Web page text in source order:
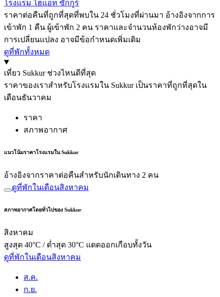
โรงแรม ไฮแอท ซักกูร์
ราคาต่อคืนที่ถูกที่สุดที่พบใน 24 ชั่วโมงที่ผ่านมา อ้างอิงจากการ
เข้าพัก 1 คืน ผู้เข้าพัก 2 คน ราคาและจำนวนห้องพักว่างอาจมี
การเปลี่ยนแปลง อาจมีข้อกำหนดเพิ่มเติม
ดูที่พักทั้งหมด
เที่ยว Sukkur ช่วงไหนดีที่สุด
ราคาของเราสำหรับโรงแรมใน Sukkur เป็นราคาที่ถูกที่สุดใน
เดือนธันวาคม
ราคา
สภาพอากาศ
แนวโน้มราคาโรงแรมใน Sukkur
อ้างอิงจากราคาต่อคืนสำหรับนักเดินทาง 2 คน
ดูที่พักในเดือนสิงหาคม
สภาพอากาศโดยทั่วไปของ Sukkur
สิงหาคม
สูงสุด 40°C / ต่ำสุด 30°C แดดออกเกือบทั้งวัน
ดูที่พักในเดือนสิงหาคม
ส.ค.
ก.ย.